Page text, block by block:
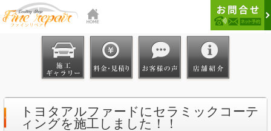
トヨタアルファードにセラミックコーテ
ィングを施工しました！！